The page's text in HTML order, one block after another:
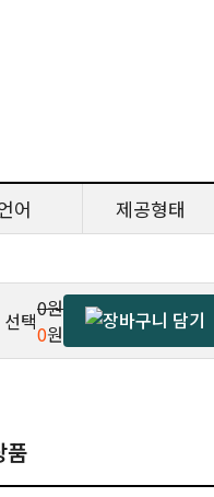
어 제공형태
택0원
0원
품